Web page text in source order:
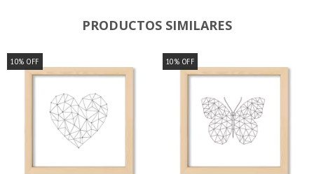
PRODUCTOS SIMILARES
10% OFF 10% OFF